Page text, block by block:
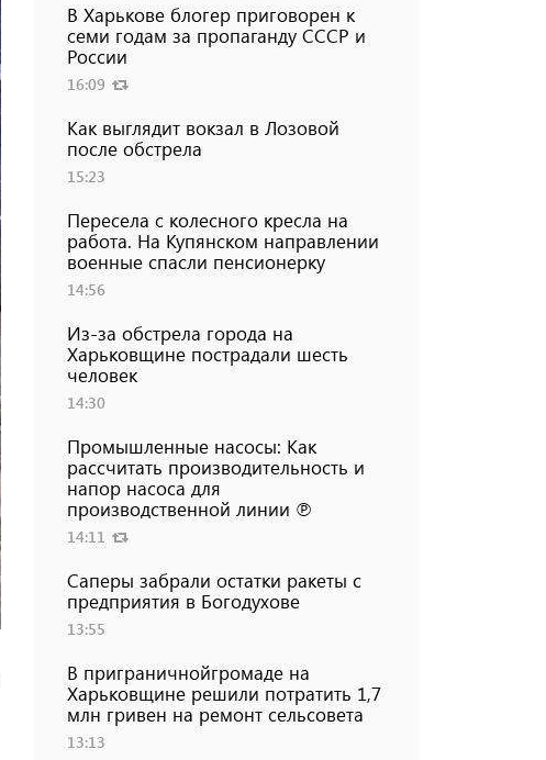
В Харькове блогер приговорен к
семи годам за пропаганду СССР и
России
16:09
Как выглядит вокзал в Лозовой
после обстрела
15:23
Пересела с колесного кресла на
работа. На Купянском направлении
военные спасли пенсионерку
14:56
Из-за обстрела города на
Харьковщине пострадали шесть
человек
14:30
Промышленные насосы: Как
рассчитать производительность и
напор насоса для
производственной линии ℗
14:11
Саперы забрали остатки ракеты с
предприятия в Богодухове
13:55
В приграничнойгромаде на
Харьковщине решили потратить 1,7
млн ​​гривен на ремонт сельсовета
13:13